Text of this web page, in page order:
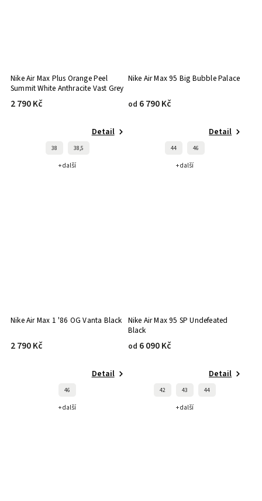
Nike Air Max Plus Orange Peel
Summit White Anthracite Vast Grey
(GS)
2 790 Kč
Detail
38 38,5
+ další
Nike Air Max 95 Big Bubble Palace
od 6 790 Kč
Detail
44 46
+ další
Nike Air Max 1 '86 OG Vanta Black
2 790 Kč
Detail
46
+ další
Nike Air Max 95 SP Undefeated
Black
od 6 090 Kč
Detail
42 43 44
+ další